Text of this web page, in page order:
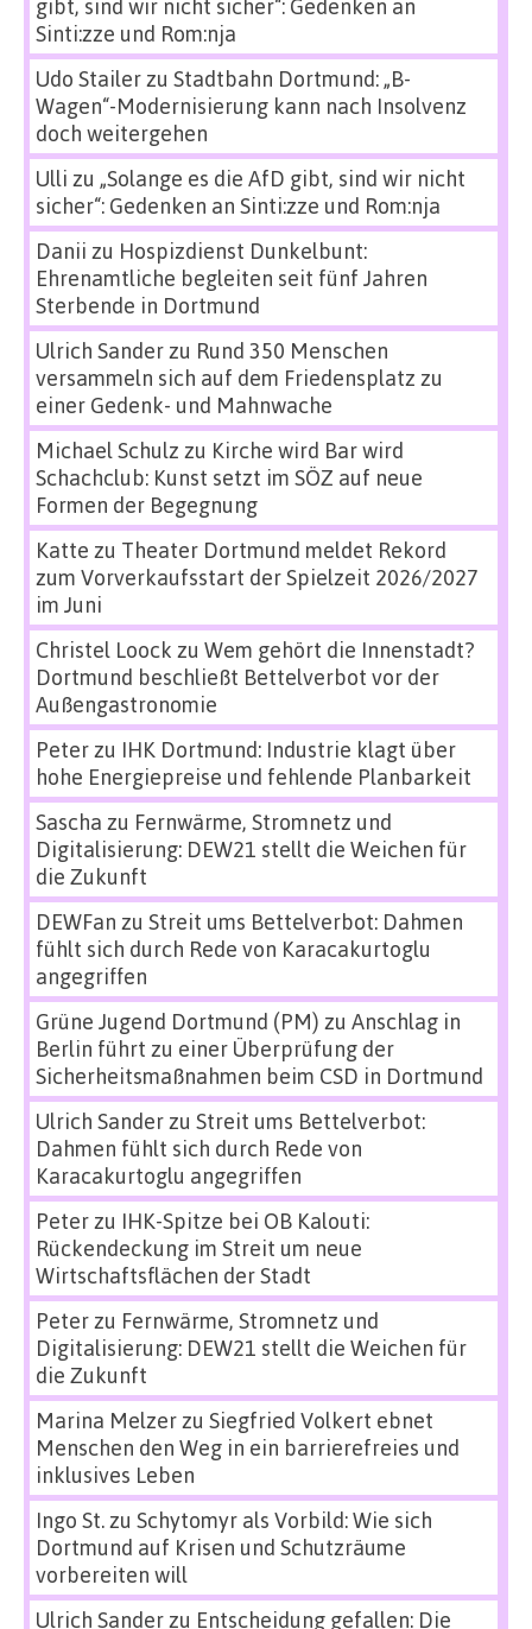
gibt, sind wir nicht sicher“: Gedenken an
Sinti:zze und Rom:nja
Udo Stailerzu Stadtbahn Dortmund: „B-
Wagen“-Modernisierung kann nach Insolvenz
doch weitergehen
Ulli zu „Solange es die AfD gibt, sind wir nicht
sicher“: Gedenken an Sinti:zze und Rom:nja
Danii zu Hospizdienst Dunkelbunt:
Ehrenamtliche begleiten seit fünf Jahren
Sterbende in Dortmund
Ulrich Sanderzu Rund 350 Menschen
versammeln sich auf dem Friedensplatz zu
einer Gedenk- und Mahnwache
Michael Schulz zu Kirche wird Bar wird
Schachclub: Kunst setzt im SÖZ auf neue
Formen der Begegnung
Katte zu Theater Dortmund meldet Rekord
zum Vorverkaufsstart der Spielzeit 2026/2027
im Juni
Christel Loock zu Wem gehört die Innenstadt?
Dortmund beschließt Bettelverbot vor der
Außengastronomie
Peterzu IHK Dortmund: Industrie klagt über
hohe Energiepreise und fehlende Planbarkeit
Sascha zu Fernwärme, Stromnetz und
Digitalisierung: DEW21 stellt die Weichen für
die Zukunft
DEWFan zu Streit ums Bettelverbot: Dahmen
fühlt sich durch Rede von Karacakurtoglu
angegriffen
Grüne Jugend Dortmund (PM) zu Anschlag in
Berlin führt zu einer Überprüfung der
Sicherheitsmaßnahmen beim CSD in Dortmund
Ulrich Sanderzu Streit ums Bettelverbot:
Dahmen fühlt sich durch Rede von
Karacakurtoglu angegriffen
Peterzu IHK-Spitze bei OB Kalouti:
Rückendeckung im Streit um neue
Wirtschaftsflächen der Stadt
Peterzu Fernwärme, Stromnetz und
Digitalisierung: DEW21 stellt die Weichen für
die Zukunft
Marina Melzerzu Siegfried Volkert ebnet
Menschen den Weg in ein barrierefreies und
inklusives Leben
Ingo St.zu Schytomyr als Vorbild: Wie sich
Dortmund auf Krisen und Schutzräume
vorbereiten will
Ulrich Sanderzu Entscheidung gefallen: Die